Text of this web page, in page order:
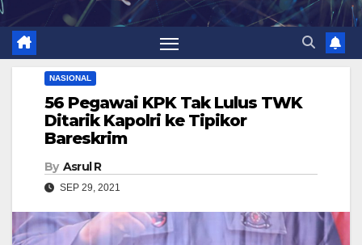
NASIONAL
56 Pegawai KPK Tak Lulus TWK
Ditarik Kapolri ke Tipikor
Bareskrim
By Asrul R
SEP 29, 2021